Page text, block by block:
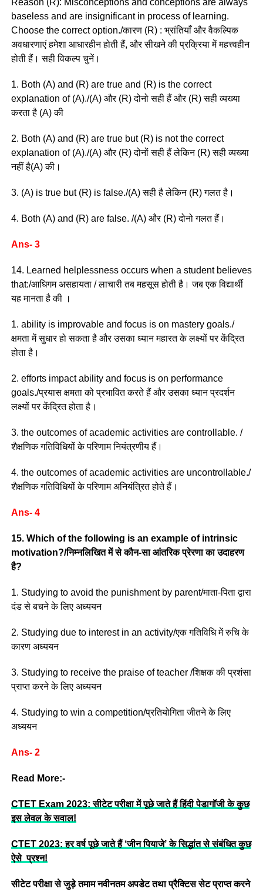
Reason (R): Misconceptions and conceptions are always
baseless and are insignificant in process of learning.
Choose the correct option./कारण (R) : भ्रांतियाँ और वैकल्पिक
अवधारणाएं हमेशा आधारहीन होती हैं, और सीखने की प्रक्रिया में महत्त्वहीन
होती हैं। सही विकल्प चुनें।
1. Both (A) and (R) are true and (R) is the correct
explanation of (A)./(A) और (R) दोनो सही हैं और (R) सही व्यख्या
करता है (A) की
2. Both (A) and (R) are true but (R) is not the correct
explanation of (A)./(A) और (R) दोनों सही हैं लेकिन (R) सही व्यख्या
नहीं है(A) की।
3. (A) is true but (R) is false./(A) सही है लेकिन (R) गलत है।
4. Both (A) and (R) are false. /(A) और (R) दोनो गलत हैं।
Ans- 3
14. Learned helplessness occurs when a student believes
that:/आधिगम असहायता / लाचारी तब महसूस होती है। जब एक विद्यार्थी
यह मानता है की ।
1. ability is improvable and focus is on mastery goals./
क्षमता में सुधार हो सकता है और उसका ध्यान महारत के लक्ष्यों पर केंद्रित
होता है।
2. efforts impact ability and focus is on performance
goals./प्रयास क्षमता को प्रभावित करते हैं और उसका ध्यान प्रदर्शन
लक्ष्यों पर केंद्रित होता है।
3. the outcomes of academic activities are controllable. /
शैक्षणिक गतिविधियों के परिणाम नियंत्रणीय हैं।
4. the outcomes of academic activities are uncontrollable./
शैक्षणिक गतिविधियों के परिणाम अनियंत्रित होते हैं।
Ans- 4
15. Which of the following is an example of intrinsic
motivation?/निम्नलिखित में से कौन-सा आंतरिक प्रेरणा का उदाहरण
है?
1. Studying to avoid the punishment by parent/माता-पिता द्वारा
दंड से बचने के लिए अध्ययन
2. Studying due to interest in an activity/एक गतिविधि में रुचि के
कारण अध्ययन
3. Studying to receive the praise of teacher /शिक्षक की प्रशंसा
प्राप्त करने के लिए अध्ययन
4. Studying to win a competition/प्रतियोगिता जीतने के लिए
अध्ययन
Ans- 2
Read More:-
CTET Exam 2023: सीटेट परीक्षा में पूछे जाते हैं हिंदी पेडागॉजी के कुछ
इस लेवल के सवाल!
CTET 2023: हर वर्ष पूछे जाते हैं ‘जीन पियाजे’ के सिद्धांत से संबंधित कुछ
ऐसे प्रश्न!
सीटेट परीक्षा से जुड़े तमाम नवीनतम अपडेट तथा प्रैक्टिस सेट प्राप्त करने